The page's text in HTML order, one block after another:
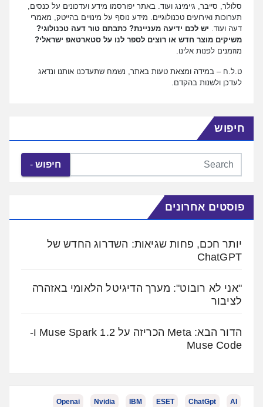
סלולר, סייבר, גיימינג ועוד. באתר יפורסמו מידע ועדכונים על כנסים,
תערוכות ואירועים טכנולוגיים. מידע נוסף על מינויים בהייטק, מאמרי
דעה ועוד. יש לכם ידיעה מעניינת? כתבתם טור דעה טכנולוגי?
משיקים מוצר חדש או רוצים לספר לנו על סטארטאפ ישראלי?
מוזמנים לפנות אלינו.
ט.ל.ח – במידה ומצאת טעות באתר, נשמח שתעדכנו אותנו ונדאג
לעדכן ולשנות בהקדם.
חיפוש
חיפוש
פוסטים אחרונים
יותר חכם, פחות שגיאות: השדרוג החדש של
ChatGPT
"אני לא רובוט": מערך הדיגיטל הלאומי באזהרה
לציבור
הדור הבא: Meta הכריזה על Muse Spark 1.2 ו-
Muse Code
AI
ChatGpt
ESET
IBM
Nvidia
Openai